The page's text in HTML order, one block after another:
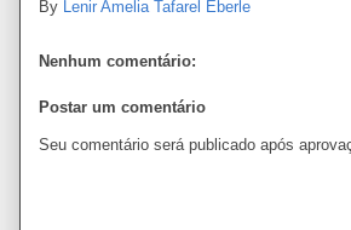
By Lenir Amelia Tafarel Eberle
Nenhum comentário:
Postar um comentário
Seu comentário será publicado após